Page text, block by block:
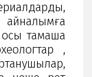
осы тамаша
,